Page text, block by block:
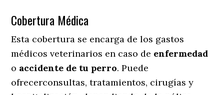
Cobertura Médica
Esta cobertura se encarga de los gastos
médicos veterinarios en caso de enfermedad
o accidente de tu perro. Puede
ofrecerconsultas, tratamientos, cirugías y